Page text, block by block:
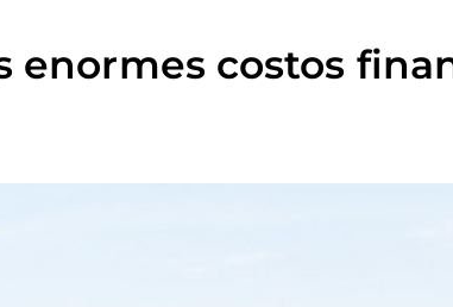
enormes costos